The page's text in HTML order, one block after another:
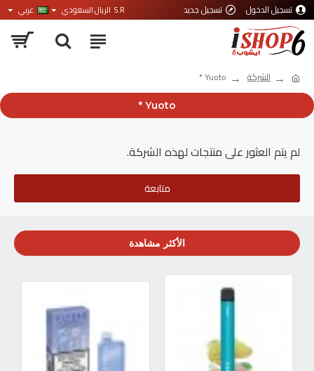
تسجيل الدخول تسجيل جديد S.R الريال السعودي عربي
الشركة Yuoto *
Yuoto *
لم يتم العثور على منتجات لهذه الشركة.
متابعة
الأكثر مشاهدة